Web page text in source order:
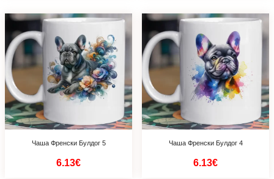
Чаша Френски Булдог 5
6.13€
Чаша Френски Булдог 4
6.13€